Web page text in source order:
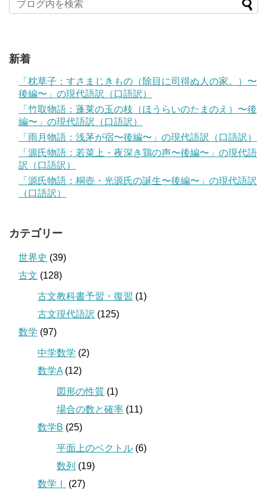
新着
「枕草子：すさまじきもの（除目に司得ぬ人の家。）〜
後編〜」の現代語訳（口語訳）
「竹取物語：蓬莱の玉の枝（ほうらいのたまのえ）〜後
編〜」の現代語訳（口語訳）
「雨月物語：浅茅が宿〜後編〜」の現代語訳（口語訳）
「源氏物語：若菜上・夜深き鶏の声〜後編〜」の現代語
訳（口語訳）
「源氏物語：桐壺・光源氏の誕生〜後編〜」の現代語訳
（口語訳）
カテゴリー
世界史 (39)
古文 (128)
古文教科書予習・復習 (1)
古文現代語訳 (125)
数学 (97)
中学数学 (2)
数学A(12)
図形の性質 (1)
場合の数と確率 (11)
数学B (25)
平面上のベクトル (6)
数列 (19)
数学Ⅰ
(27)